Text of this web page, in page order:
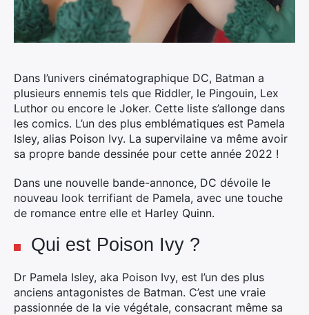
Dans l’univers cinématographique DC, Batman a
plusieurs ennemis tels que Riddler, le Pingouin, Lex
Luthor ou encore le Joker. Cette liste s’allonge dans
les comics. L’un des plus emblématiques est Pamela
Isley, alias Poison Ivy. La supervilaine va même avoir
sa propre bande dessinée pour cette année 2022 !
Dans une nouvelle bande-annonce, DC dévoile le
nouveau look terrifiant de Pamela, avec une touche
de romance entre elle et Harley Quinn.
Qui est Poison Ivy ?
Dr Pamela Isley, aka Poison Ivy, est l’un des plus
anciens antagonistes de Batman. C’est une vraie
passionnée de la vie végétale, consacrant même sa